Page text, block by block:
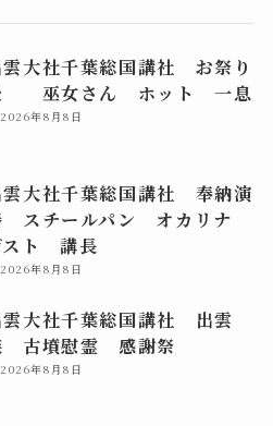
雲大社千葉総国講社 お祭り
巫女さん ホット 一息
2026年8月8日
雲大社千葉総国講社 奉納演
スチールパン オカリナ
スト 講長
2026年8月8日
雲大社千葉総国講社 出雲
古墳慰霊 感謝祭
2026年8月8日